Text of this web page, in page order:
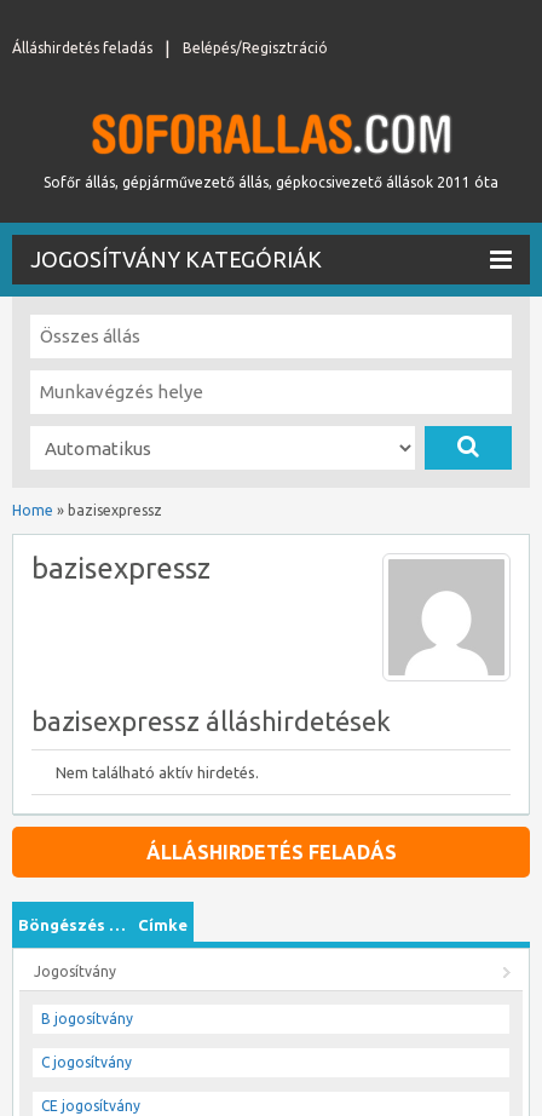
Belépés/Regisztráció
Álláshirdetés feladás
Sofőr állás, gépjárművezető állás, gépkocsivezető állások 2011 óta
JOGOSÍTVÁNY KATEGÓRIÁK
Home » bazisexpressz
bazisexpressz
bazisexpressz álláshirdetések
Nem található aktív hirdetés.
ÁLLÁSHIRDETÉS FELADÁS
Böngészés … Címke
Jogosítvány
B jogosítvány
C jogosítvány
CE jogosítvány